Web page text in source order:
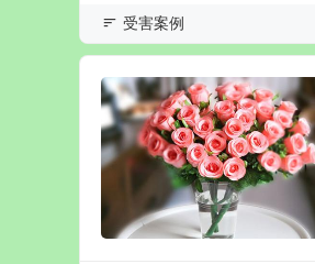
受害案例